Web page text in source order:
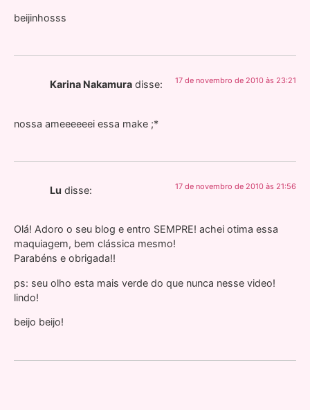
beijinhosss
Karina Nakamura disse: 17 de novembro de 2010 às 23:21
nossa ameeeeeei essa make ;*
Lu disse: 17 de novembro de 2010 às 21:56
Olá! Adoro o seu blog e entro SEMPRE! achei otima essa
maquiagem, bem clássica mesmo!
Parabéns e obrigada!!
ps: seu olho esta mais verde do que nunca nesse video!
lindo!
beijo beijo!